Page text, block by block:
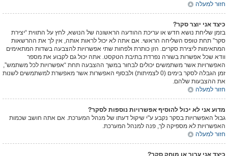
חזור למעלה
כיצד אני יוצר סקר?
בזמן שליחת נושא חדש או עריכת ההודעה הראשונה של הנושא, לחץ על התווית “יצירת
סקר” תחת טופס השליחה הראשי. אם אתה לא יכול לראות אותה, אין לך את ההרשאות
המתאימות ליצירת סקרים. הזן כותרת ולפחות שתי אפשרויות להצבעה בשדות המתאימים
וודא שכל אפשרות בשורה נפרדת בתיבת הטקסט. אתה יכול גם לקבוע את מספר
האפשרויות אשר משתמשים יכולים לבחור במשך ההצבעה תחת “אפשרויות לכל משתמש”,
זמן הגבלה לסקר בימים (0 לצמיתות) ולבסוף האפשרות אשר מאפשרת למשתמשים לשנות
את ההצבעות שלהם.
חזור למעלה
מדוע אני לא יכול להוסיף אפשרויות נוספות לסקר?
גבול האפשרויות בסקר נקבע ע"י שיקול דעתו של מנהל המערכת. אם אתה חושב שכמות
האפשרויות לא מספיקה לך, פנה למנהל המערכת.
חזור למעלה
כיצד אני ערוך או מוחק סקר?